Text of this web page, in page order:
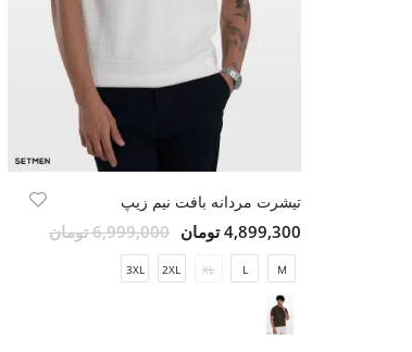
تیشرت مردانه بافت نیم زیپ
4,899,300 تومان 6,999,000 تومان
M
L
XL
2XL
3XL